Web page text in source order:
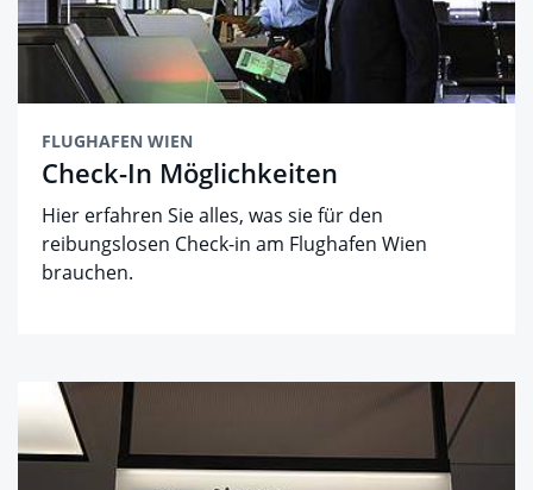
FLUGHAFEN WIEN
Check-In Möglichkeiten
Hier erfahren Sie alles, was sie für den
reibungslosen Check-in am Flughafen Wien
brauchen.